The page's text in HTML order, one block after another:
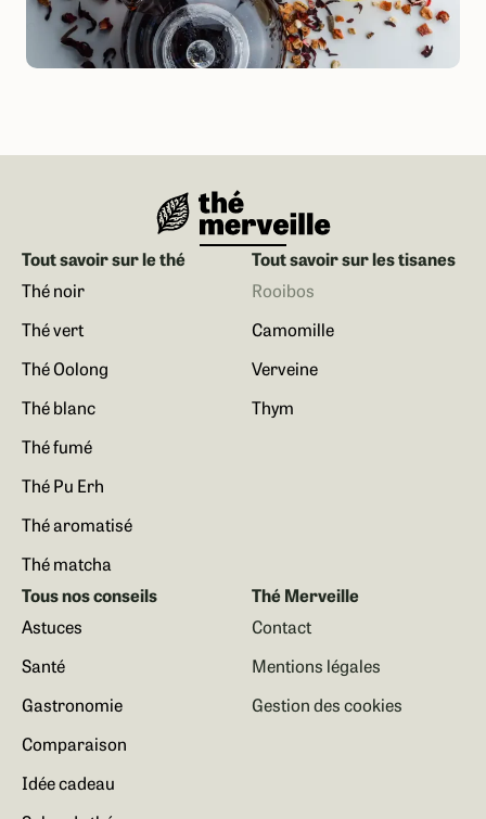
Tout savoir sur le thé
Thé noir
Thé vert
Thé Oolong
Thé blanc
Thé fumé
Thé Pu Erh
Thé aromatisé
Thé matcha
Tout savoir sur les tisanes
Rooibos
Camomille
Verveine
Thym
Tous nos conseils
Astuces
Santé
Gastronomie
Comparaison
Idée cadeau
Thé Merveille
Contact
Mentions légales
Gestion des cookies